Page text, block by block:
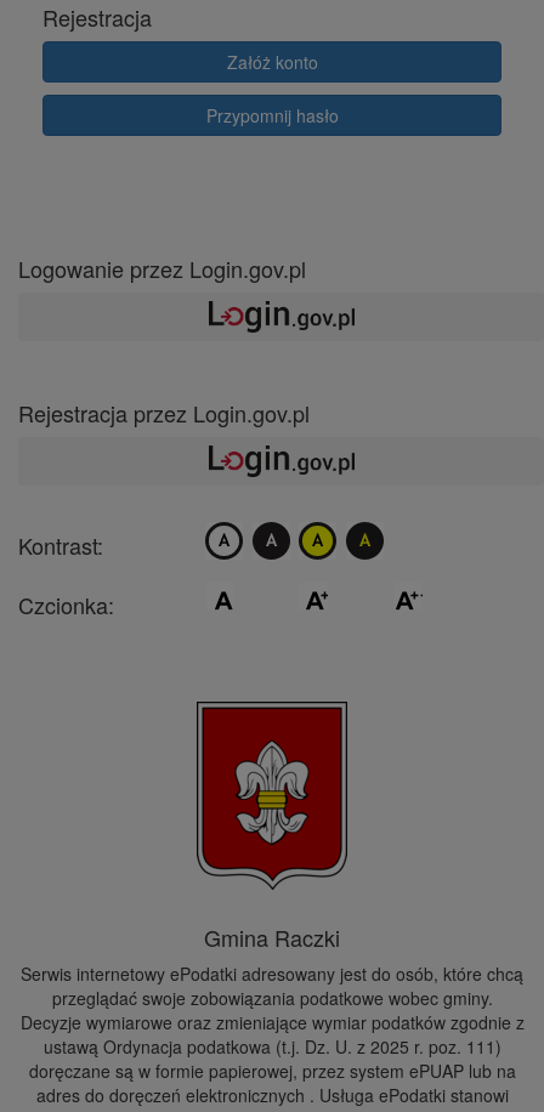
Rejestracja
Załóż konto
Przypomnij hasło
Logowanie przez Login.gov.pl
Rejestracja przez Login.gov.pl
Kontrast:
Czcionka:
Gmina Raczki
Serwis internetowy ePodatki adresowany jest do osób, które chcą
przeglądać swoje zobowiązania podatkowe wobec gminy.
Decyzje wymiarowe oraz zmieniające wymiar podatków zgodnie z
ustawą Ordynacja podatkowa (t.j. Dz. U. z 2025 r. poz. 111)
doręczane są w formie papierowej, przez system ePUAP lub na
adres do doręczeń elektronicznych . Usługa ePodatki stanowi